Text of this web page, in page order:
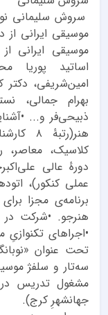
سروش سلیمانی
موسیقی ایرانی از
موسیقی ایرانی
اساتید پوریا
امین‌شریفی، دکتر
بهرام جمالی،
ذبیحی‌فر و...
کلاسیک، معاصر،
دورهٔ عالی
عملی کنکور)،
برنامه‌ی مجزا
هنرجو. •شرکت
•اجراهای
تحت عنوان
سه‌تار و سلفژ
مشغول تدریس در
جهانشهرِ کرج).